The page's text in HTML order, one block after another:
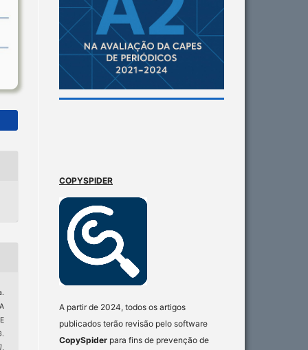
COPYSPIDER
A partir de 2024, todos os artigos
publicados terão revisão pelo software
CopySpider para fins de prevenção de